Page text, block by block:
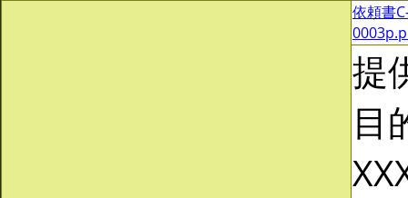
依頼書
提
目